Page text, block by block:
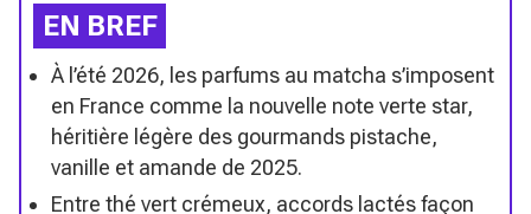
EN BREF
À l’été 2026, les parfums au matcha s’imposent
en France comme la nouvelle note verte star,
héritière légère des gourmands pistache,
vanille et amande de 2025.
Entre thé vert crémeux, accords lactés façon